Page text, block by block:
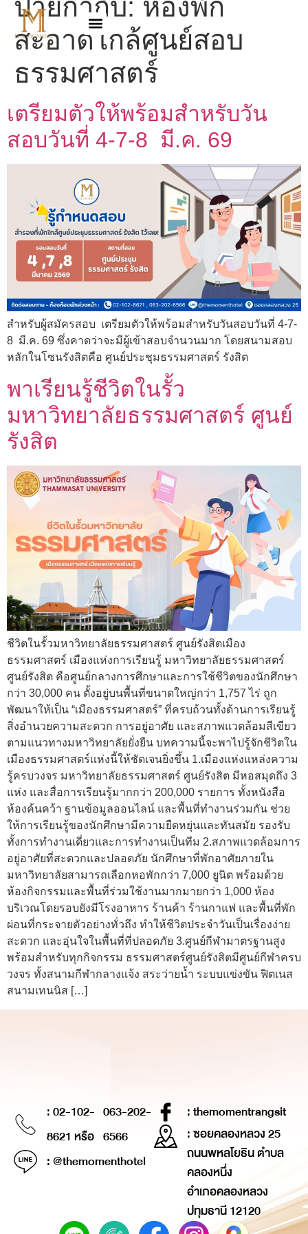
ป้ายกำกับ: ห้องพัก
สะอาดใกล้ศูนย์สอบ
ธรรมศาสตร์
เตรียมตัวให้พร้อมสำหรับวัน
สอบวันที่ 4-7-8 มี.ค. 69
สำหรับผู้สมัครสอบ เตรียมตัวให้พร้อมสำหรับวันสอบวันที่ 4-7-
8 มี.ค. 69 ซึ่งคาดว่าจะมีผู้เข้าสอบจำนวนมาก โดยสนามสอบ
หลักในโซนรังสิตคือ ศูนย์ประชุมธรรมศาสตร์ รังสิต
พาเรียนรู้ชีวิตในรั้ว
มหาวิทยาลัยธรรมศาสตร์ ศูนย์
รังสิต
ชีวิตในรั้วมหาวิทยาลัยธรรมศาสตร์ ศูนย์รังสิตเมือง
ธรรมศาสตร์ เมืองแห่งการเรียนรู้ มหาวิทยาลัยธรรมศาสตร์
ศูนย์รังสิต คือศูนย์กลางการศึกษาและการใช้ชีวิตของนักศึกษา
กว่า 30,000 คน ตั้งอยู่บนพื้นที่ขนาดใหญ่กว่า 1,757 ไร่ ถูก
พัฒนาให้เป็น “เมืองธรรมศาสตร์” ที่ครบถ้วนทั้งด้านการเรียนรู้
สิ่งอำนวยความสะดวก การอยู่อาศัย และสภาพแวดล้อมสีเขียว
ตามแนวทางมหาวิทยาลัยยั่งยืน บทความนี้จะพาไปรู้จักชีวิตใน
เมืองธรรมศาสตร์แห่งนี้ให้ชัดเจนยิ่งขึ้น 1.เมืองแห่งแหล่งความ
รู้ครบวงจร มหาวิทยาลัยธรรมศาสตร์ ศูนย์รังสิต มีหอสมุดถึง 3
แห่ง และสื่อการเรียนรู้มากกว่า 200,000 รายการ ทั้งหนังสือ
ห้องค้นคว้า ฐานข้อมูลออนไลน์ และพื้นที่ทำงานร่วมกัน ช่วย
ให้การเรียนรู้ของนักศึกษามีความยืดหยุ่นและทันสมัย รองรับ
ทั้งการทำงานเดี่ยวและการทำงานเป็นทีม 2.สภาพแวดล้อมการ
อยู่อาศัยที่สะดวกและปลอดภัย นักศึกษาที่พักอาศัยภายใน
มหาวิทยาลัยสามารถเลือกหอพักกว่า 7,000 ยูนิต พร้อมด้วย
ห้องกิจกรรมและพื้นที่ร่วมใช้งานมากมายกว่า 1,000 ห้อง
บริเวณโดยรอบยังมีโรงอาหาร ร้านค้า ร้านกาแฟ และพื้นที่พัก
ผ่อนที่กระจายตัวอย่างทั่วถึง ทำให้ชีวิตประจำวันเป็นเรื่องง่าย
สะดวก และอุ่นใจในพื้นที่ที่ปลอดภัย 3.ศูนย์กีฬามาตรฐานสูง
พร้อมสำหรับทุกกิจกรรม ธรรมศาสตร์ศูนย์รังสิตมีศูนย์กีฬาครบ
วงจร ทั้งสนามกีฬากลางแจ้ง สระว่ายน้ำ ระบบแข่งขัน ฟิตเนส
สนามเทนนิส […]
: 02-102-
8621 หรือ
063-202-
6566
: @themomenthotel
: themomentrangsit
: ซอยคลองหลวง 25
ถนนพหลโยธิน ตำบล
คลองหนึ่ง
อำเภอคลองหลวง
ปทุมธานี 12120